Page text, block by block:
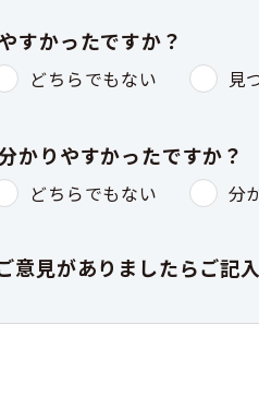
すかったですか？
どちらでもない 見
かりやすかったですか？
どちらでもない 分
意見がありましたらご記